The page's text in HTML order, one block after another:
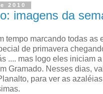
2010
imagens da
tempo marcando todas as
de primavera
.... mas logo eles iniciam
Gramado. Nesses dias,
para ver as